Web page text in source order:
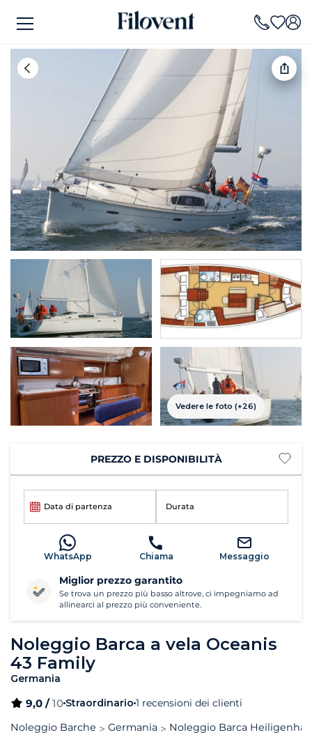
Vedere le foto (+26)
Noleggio Barca a vela Oceanis
43 Family
Germania
9,0 /10 Straordinario 1 recensioni dei clienti
Noleggio Barche
Germania Noleggio Barca
PREZZO E DISPONIBILITÀ
Data di partenza Durata
WhatsApp Chiama Messaggio
Miglior prezzo garantito
Se trova un prezzo più basso altrove, ci impegniamo ad
allinearci al prezzo più conveniente.